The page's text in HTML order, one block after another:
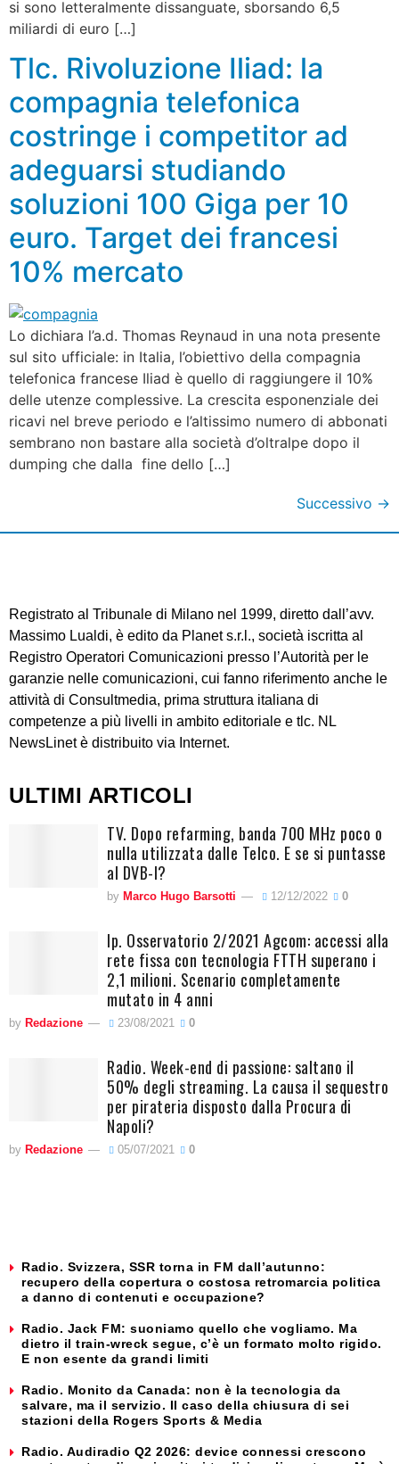
si sono letteralmente dissanguate, sborsando 6,5
miliardi di euro […]
Tlc. Rivoluzione Iliad: la
compagnia telefonica
costringe i competitor ad
adeguarsi studiando
soluzioni 100 Giga per 10
euro. Target dei francesi
10% mercato
Lo dichiara l’a.d. Thomas Reynaud in una nota presente
sul sito ufficiale: in Italia, l’obiettivo della compagnia
telefonica francese Iliad è quello di raggiungere il 10%
delle utenze complessive. La crescita esponenziale dei
ricavi nel breve periodo e l’altissimo numero di abbonati
sembrano non bastare alla società d’oltralpe dopo il
dumping che dalla fine dello […]
Successivo →
Registrato al Tribunale di Milano nel 1999, diretto dall’avv.
Massimo Lualdi, è edito da Planet s.r.l., società iscritta al
Registro Operatori Comunicazioni presso l’Autorità per le
garanzie nelle comunicazioni, cui fanno riferimento anche le
attività di Consultmedia, prima struttura italiana di
competenze a più livelli in ambito editoriale e tlc. NL
NewsLinet è distribuito via Internet.
ULTIMI ARTICOLI
TV. Dopo refarming, banda 700 MHz poco o
nulla utilizzata dalle Telco. E se si puntasse
al DVB-I?
by Marco Hugo Barsotti 12/12/2022 0
Ip. Osservatorio 2/2021 Agcom: accessi alla
rete fissa con tecnologia FTTH superano i
2,1 milioni. Scenario completamente
mutato in 4 anni
by Redazione 23/08/2021 0
Radio. Week-end di passione: saltano il
50% degli streaming. La causa il sequestro
per pirateria disposto dalla Procura di
Napoli?
by Redazione 05/07/2021 0
Radio. Svizzera, SSR torna in FM dall’autunno:
recupero della copertura o costosa retromarcia politica
a danno di contenuti e occupazione?
Radio. Jack FM: suoniamo quello che vogliamo. Ma
dietro il train-wreck segue, c’è un formato molto rigido.
E non esente da grandi limiti
Radio. Monito da Canada: non è la tecnologia da
salvare, ma il servizio. Il caso della chiusura di sei
stazioni della Rogers Sports & Media
Radio. Audiradio Q2 2026: device connessi crescono